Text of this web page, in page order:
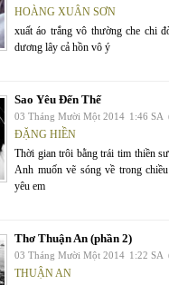
HOÀNG XUÂN SƠN
xuất áo trắng vô thường che chi
dương lây cả hồn vô ý
Sao Yêu Đến Thế
03 Tháng Mười Một 2014 1:46 SA
ĐẶNG HIỀN
Thời gian trôi bằng trái tim thiền
Anh muốn vẽ sóng về trong
yêu em
Thơ Thuận An (phần 2)
03 Tháng Mười Một 2014 1:22 SA
THUẬN AN